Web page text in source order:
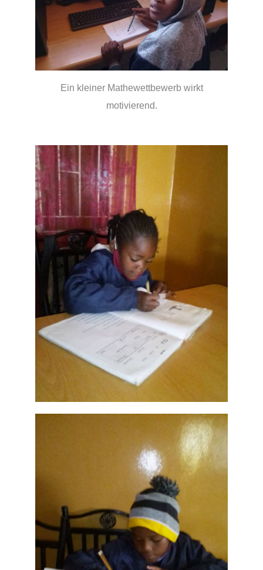
Ein kleiner Mathewettbewerb wirkt
motivierend.